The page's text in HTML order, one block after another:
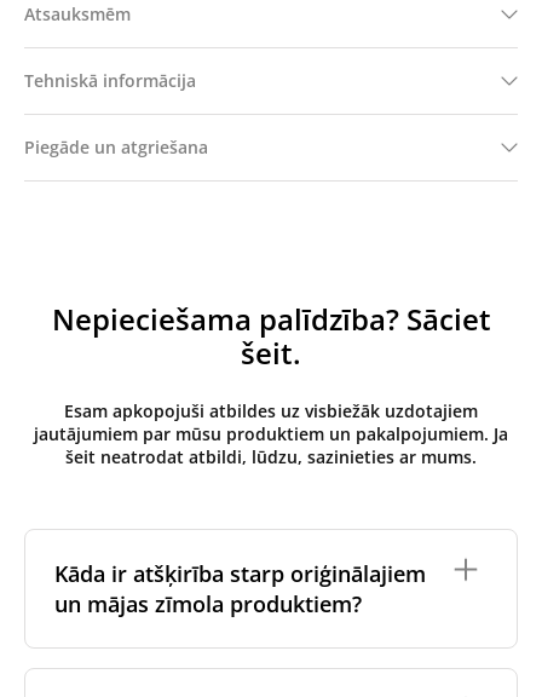
Atsauksmēm
Tehniskā informācija
Piegāde un atgriešana
Nepieciešama palīdzība? Sāciet
šeit.
Esam apkopojuši atbildes uz visbiežāk uzdotajiem
jautājumiem par mūsu produktiem un pakalpojumiem. Ja
šeit neatrodat atbildi, lūdzu, sazinieties ar mums.
Kāda ir atšķirība starp oriģinālajiem
un mājas zīmola produktiem?